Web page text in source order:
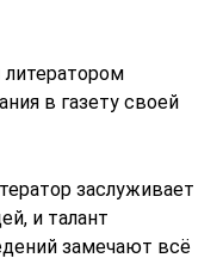
литератором
в газету своей
заслуживает
и талант
замечают всё